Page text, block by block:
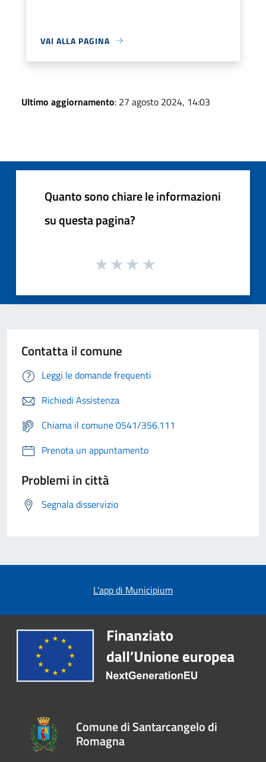
VAI ALLA PAGINA
Ultimo aggiornamento: 27 agosto 2024, 14:03
Quanto sono chiare le informazioni
su questa pagina?
Contatta il comune
Leggi le domande frequenti
Richiedi Assistenza
Chiama il comune 0541/356.111
Prenota un appuntamento
Problemi in città
Segnala disservizio
L'app di Municipium
Comune di Santarcangelo di
Romagna